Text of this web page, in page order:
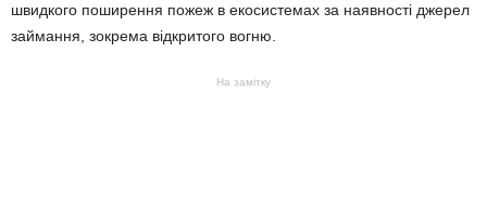
швидкого поширення пожеж в екосистемах за наявності джерел
займання, зокрема відкритого вогню.
На замітку